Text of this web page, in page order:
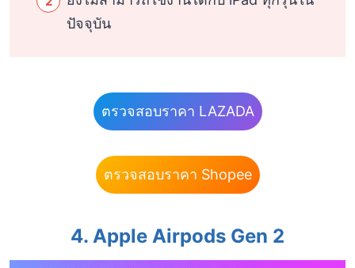
ปัจจุบัน
ตรวจสอบราคา LAZADA
ตรวจสอบราคา Shopee
4. Apple Airpods Gen 2